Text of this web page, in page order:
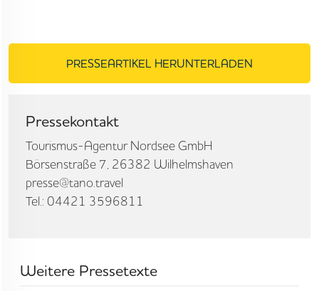
PRESSEARTIKEL HERUNTERLADEN
Pressekontakt
Tourismus-Agentur Nordsee GmbH
Börsenstraße 7, 26382 Wilhelmshaven
presse@tano.travel
Tel.: 04421 3596811
Weitere Pressetexte